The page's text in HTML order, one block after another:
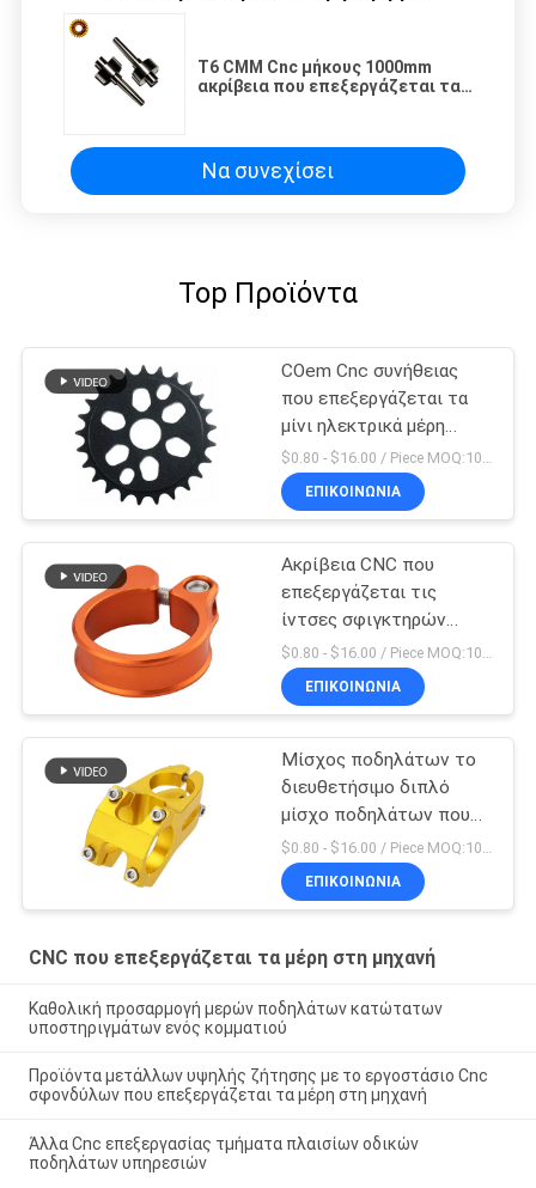
T6 CMM Cnc μήκους 1000mm
ακρίβεια που επεξεργάζεται τα
Να συνεχίσει
Top Προϊόντα
COem Cnc συνήθειας
που επεξεργάζεται τα
μίνι ηλεκτρικά μέρη
ποδηλάτων ρύπου
μερών στη μηχανή
$0.80 - $16.00 / Piece MOQ:10 κομμάτια
ΕΠΙΚΟΙΝΩΝΊΑ
Ακρίβεια CNC που
επεξεργάζεται τις
ίντσες σφιγκτηρών
Seatpost ποδηλάτων 5
X 4 μερών στη μηχανή
$0.80 - $16.00 / Piece MOQ:10 κομμάτια
ΕΠΙΚΟΙΝΩΝΊΑ
Μίσχος ποδηλάτων το
διευθετήσιμο διπλό
μίσχο ποδηλάτων που
κατασκευάζεται που
διπλώνει στην Κίνα
ΕΠΙΚΟΙΝΩΝΊΑ
CNC που επεξεργάζεται τα μέρη στη μηχανή
Καθολική προσαρμογή μερών ποδηλάτων κατώτατων
υποστηριγμάτων ενός κομματιού
Προϊόντα μετάλλων υψηλής ζήτησης με το εργοστάσιο Cnc
σφονδύλων που επεξεργάζεται τα μέρη στη μηχανή
Άλλα Cnc επεξεργασίας τμήματα πλαισίων οδικών
ποδηλάτων υπηρεσιών